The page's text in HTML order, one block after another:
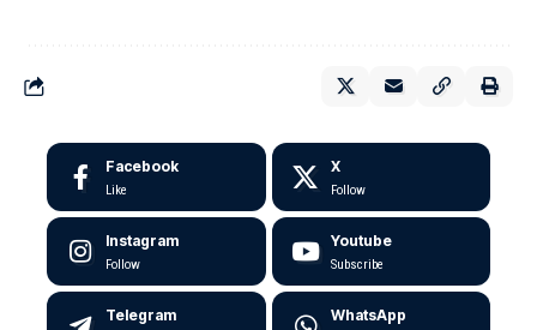
Facebook
Like
X
Follow
Instagram
Follow
Youtube
Subscribe
Telegram WhatsApp